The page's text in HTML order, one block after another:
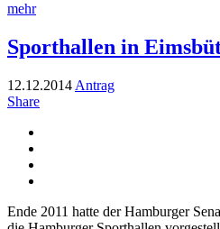
mehr
Sporthallen in
12.12.2014 Antrag
Share
Ende 2011 hatte der Hamburger